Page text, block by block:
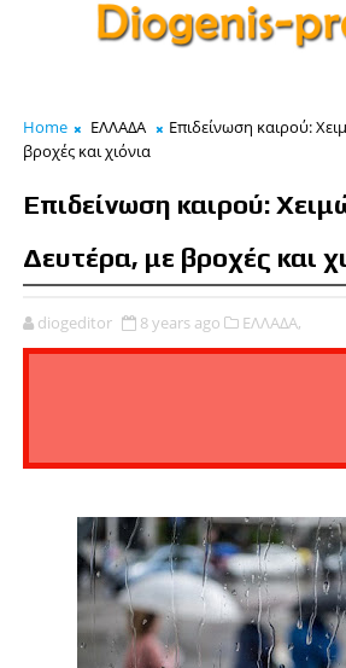
Home ΕΛΛΑΔΑ
Επιδείνωση καιρού:
βροχές και χιόνια
Επιδείνωση καιρού:
Δευτέρα, με βροχές και
diogeditor 8 years ago ΕΛΛΑΔΑ,